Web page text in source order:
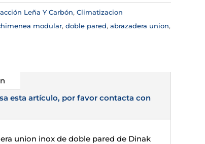
Leña Y Carbón, Climatizacion
modular, doble pared, abrazadera union,
esta artículo, por favor contacta con
union inox de doble pared de Dinak